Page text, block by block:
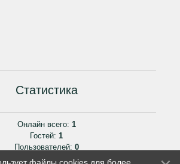
Статистика
Онлайн всего: 1
Гостей: 1
Пользователей: 0